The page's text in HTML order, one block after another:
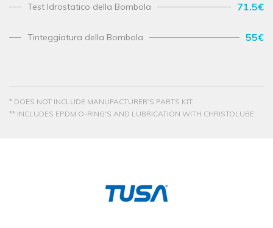
Test Idrostatico della Bombola 71.5€
Tinteggiatura della Bombola 55€
* DOES NOT INCLUDE MANUFACTURER'S PARTS KIT.
** INCLUDES EPDM O-RING'S AND LUBRICATION WITH CHRISTOLUBE.